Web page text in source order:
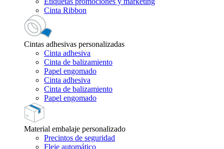
Cinta Ribbon
Cintas adhesivas personalizadas
Cinta adhesiva
Cinta de balizamiento
Papel engomado
Cinta adhesiva
Cinta de balizamiento
Papel engomado
Material embalaje personalizado
Precintos de seguridad
Fleje automático